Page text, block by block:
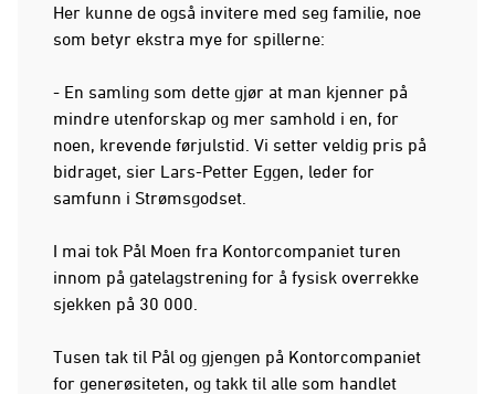
Her kunne de også invitere med seg familie, noe
som betyr ekstra mye for spillerne:
- En samling som dette gjør at man kjenner på
mindre utenforskap og mer samhold i en, for
noen, krevende førjulstid. Vi setter veldig pris på
bidraget, sier Lars-Petter Eggen, leder for
samfunn i Strømsgodset.
I mai tok Pål Moen fra Kontorcompaniet turen
innom på gatelagstrening for å fysisk overrekke
sjekken på 30 000.
Tusen tak til Pål og gjengen på Kontorcompaniet
for generøsiteten, og takk til alle som handlet